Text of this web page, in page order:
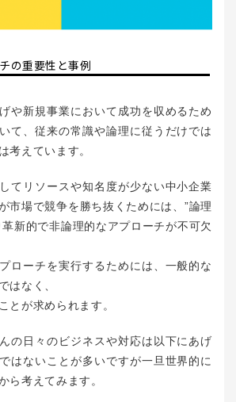
の重要性と事例
や新規事業において成功を収めるため
て、従来の常識や論理に従うだけでは
考えています。
てリソースや知名度が少ない中小企業
市場で競争を勝ち抜くためには、”論理
新的で非論理的なアプローチが不可欠
ローチを実行するためには、一般的な
はなく、
とが求められます。
の日々のビジネスや対応は以下にあげ
はないことが多いですが一旦世界的に
ら考えてみます。